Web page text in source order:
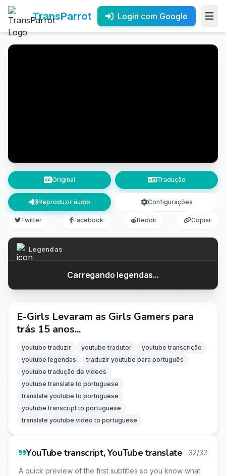
TransParrot Login com Google
Original Tradução
Reproduzir áudio Configurações
Twitter Facebook Reddit Copiar
Legendas
Carregando legendas...
E-Girls Levaram as Girls Gamers para
trás 15 anos...
youtube traduzir youtube tradutor
youtube transcrição
youtube legendas
traduzir youtube para português
youtube tradução de vídeos
youtube translate to portuguese
translate youtube to portuguese
youtube transcript to portuguese
translate youtube video to portuguese
YouTube transcript, YouTube translate 32/32
A quick preview of the first subtitles so you know what